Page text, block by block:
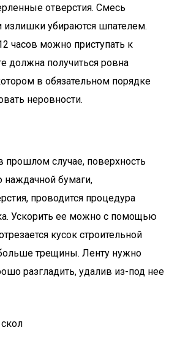
отверстия. Смесь
излишки убираются шпателем.
часов можно приступать к
должна получиться ровна
в обязательном порядке
неровности.
прошлом случае, поверхность
бумаги,
проводится процедура
Ускорить ее можно с помощью
кусок строительной
трещины. Ленту нужно
разгладить, удалив из-под нее